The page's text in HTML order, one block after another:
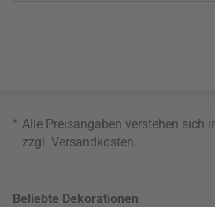
* Alle Preisangaben verstehen sich
zzgl. Versandkosten
Beliebte Dekorationen